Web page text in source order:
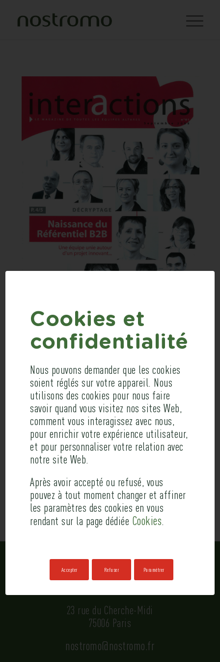
Cookies et
confidentialité
Nous pouvons demander que les cookies
soient réglés sur votre appareil. Nous
utilisons des cookies pour nous faire
savoir quand vous visitez nos sites Web,
comment vous interagissez avec nous,
pour enrichir votre expérience utilisateur,
et pour personnaliser votre relation avec
notre site Web.
Après avoir accepté ou refusé, vous
pouvez à tout moment changer et affiner
les paramètres des cookies en vous
rendant sur la page dédiée Cookies.
Accepter Refuser Paramétrer
ALTARES
Formation
Formation à la réalisation d’une
newsletter interne, pour le compte d’ORC
altares.fr
23 rue du Cherche-Midi
75006 Paris
nostromo@nostromo.fr